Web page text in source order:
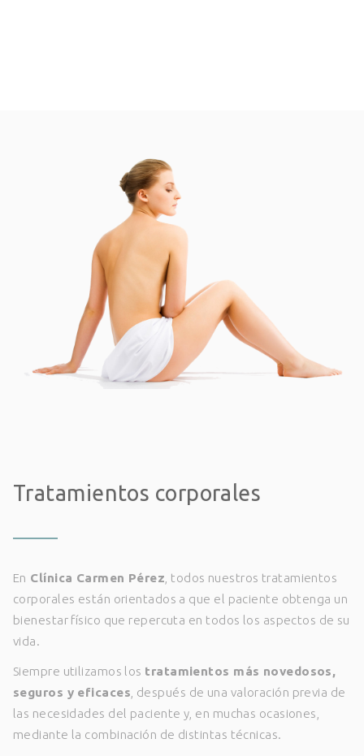
Tratamientos corporales
En Clínica Carmen Pérez , todos nuestros tratamientos
corporales están orientados a que el paciente obtenga un
bienestar físico que repercuta en todos los aspectos de su
vida.
Siempre utilizamos los tratamientos más novedosos,
seguros y eficaces , después de una valoración previa de
las necesidades del paciente y, en muchas ocasiones,
mediante la combinación de distintas técnicas.